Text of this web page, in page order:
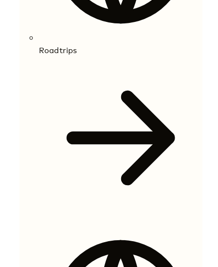
Roadtrips